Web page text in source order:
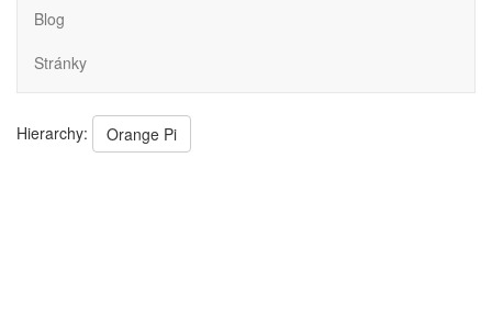
Blog
Stránky
Hierarchy: Orange Pi